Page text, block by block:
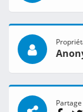
Partage